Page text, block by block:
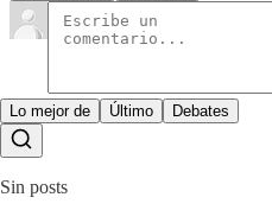
Lo mejor de Último Debates
Sin posts